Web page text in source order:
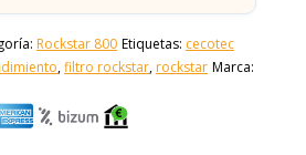
Rockstar 800 Etiquetas: cecotec
,filtro rockstar, rockstar Marca: